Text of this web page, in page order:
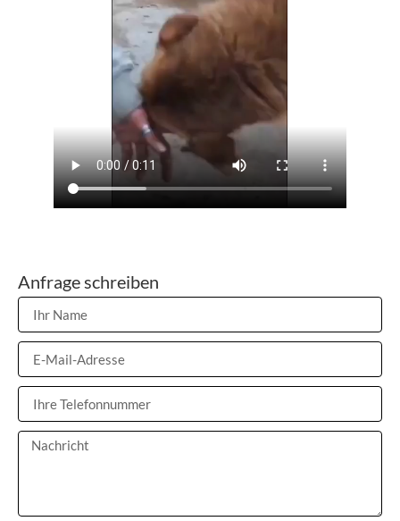
Anfrage schreiben